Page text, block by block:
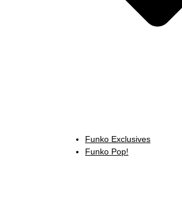
Funko Exclusives
Funko Pop!